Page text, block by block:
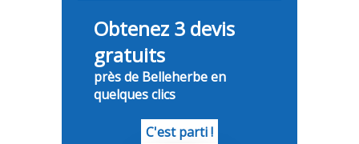
Obtenez 3 devis
gratuits
près de Belleherbe en
quelques clics
C'est parti !